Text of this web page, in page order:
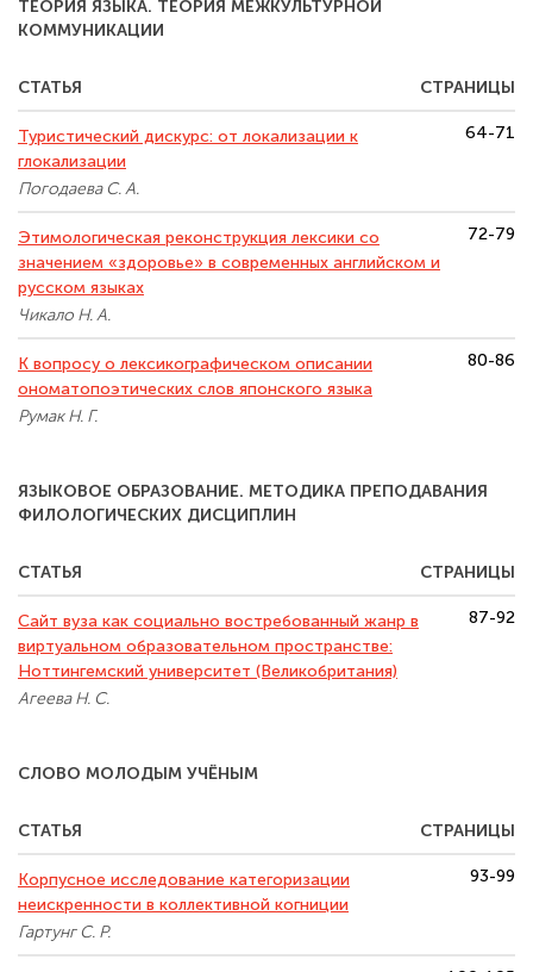
ТЕОРИЯ ЯЗЫКА. ТЕОРИЯ МЕЖКУЛЬТУРНОЙ
КОММУНИКАЦИИ
СТАТЬЯ СТРАНИЦЫ
Туристический дискурс: от локализации к
глокализации
Погодаева С. А.
64-71
Этимологическая реконструкция лексики со
значением «здоровье» в современных английском и
русском языках
Чикало Н. А.
72-79
К вопросу о лексикографическом описании
ономатопоэтических слов японского языка
Румак Н. Г.
80-86
ЯЗЫКОВОЕ ОБРАЗОВАНИЕ. МЕТОДИКА ПРЕПОДАВАНИЯ
ФИЛОЛОГИЧЕСКИХ ДИСЦИПЛИН
СТАТЬЯ СТРАНИЦЫ
Сайт вуза как социально востребованный жанр в
виртуальном образовательном пространстве:
Ноттингемский университет (Великобритания)
Агеева Н. С.
87-92
СЛОВО МОЛОДЫМ УЧЁНЫМ
СТАТЬЯ СТРАНИЦЫ
Корпусное исследование категоризации
неискренности в коллективной когниции
Гартунг С. Р.
93-99